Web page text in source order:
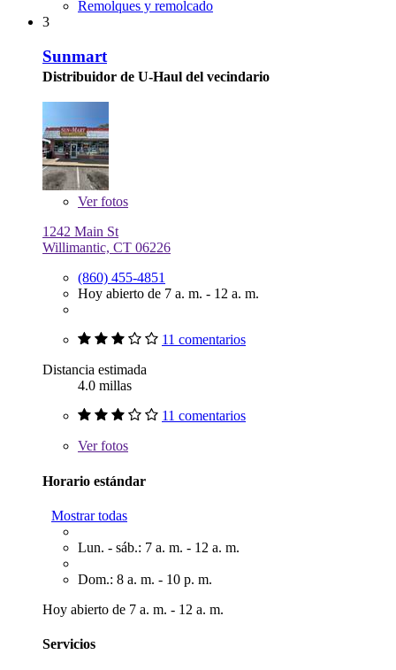
Remolques y remolcado
3
Sunmart
Distribuidor de U-Haul del vecindario
Verfotos
1242 Main St
Willimantic, CT 06226
(860) 455-4851
Hoy abierto de 7 a. m. - 12 a. m.
11 comentarios
Distancia estimada
4.0 millas
11 comentarios
Verfotos
Horario estándar
Mostrar todas
Lun. - sáb.: 7 a. m. - 12 a. m.
Dom.: 8 a. m. - 10 p. m.
Hoy abierto de 7 a. m. - 12 a. m.
Servicios